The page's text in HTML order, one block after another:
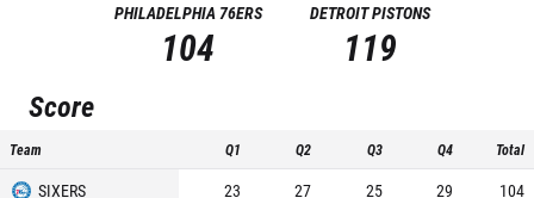
PHILADELPHIA 76ERS
104
DETROIT PISTONS
119
Score
Team Q1 Q2 Q3 Q4 Total
SIXERS 23 27 25 29
104